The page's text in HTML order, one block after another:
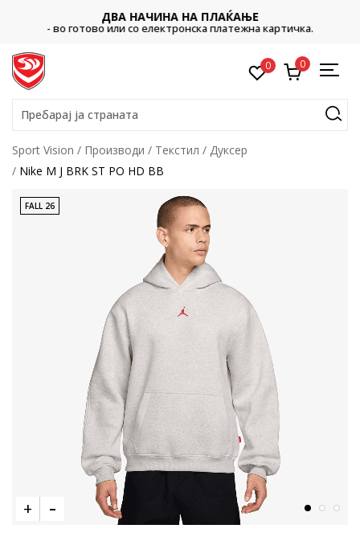
ДВА НАЧИНА НА ПЛАЌАЊЕ
- во готово или со електронска платежна картичка.
0 0
Пребарај ја страната
Sport Vision Производи Текстил
Дуксер
Nike M J BRK ST PO HD BB
FALL 26